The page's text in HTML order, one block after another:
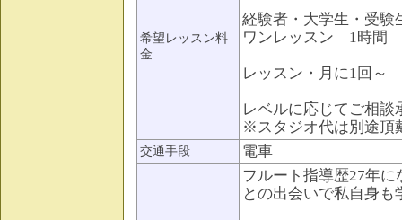
希望レッスン料
金
経験者・大学生・受
ワンレッスン 1時間
レッスン・月に1回～
レベルに応じてご相談
※スタジオ代は別途頂
交通手段 電車
フルート指導歴27年
との出会いで私自身